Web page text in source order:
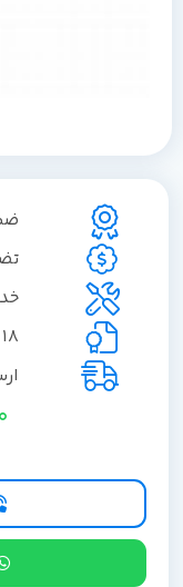
18 ماه گارانتی محصول